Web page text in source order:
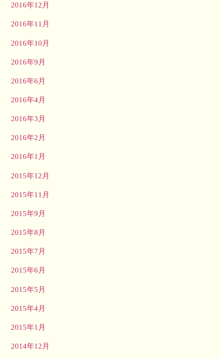
2016年12月
2016年11月
2016年10月
2016年9月
2016年6月
2016年4月
2016年3月
2016年2月
2016年1月
2015年12月
2015年11月
2015年9月
2015年8月
2015年7月
2015年6月
2015年5月
2015年4月
2015年1月
2014年12月